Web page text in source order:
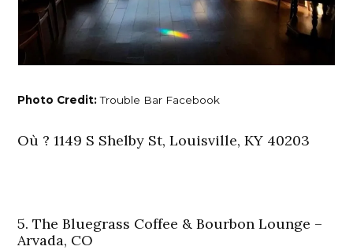
Photo Credit:Trouble Bar Facebook
Où ? 1149 S Shelby St, Louisville, KY 40203
5. The Bluegrass Coffee & Bourbon Lounge –
Arvada, CO